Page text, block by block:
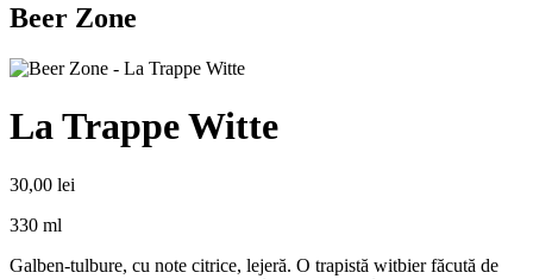
Beer Zone
La Trappe Witte
30,00 lei
330 ml
Galben-tulbure, cu note citrice, lejeră. O trapistă witbier făcută de